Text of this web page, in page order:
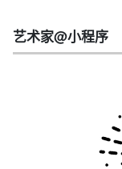
艺术家@小程序